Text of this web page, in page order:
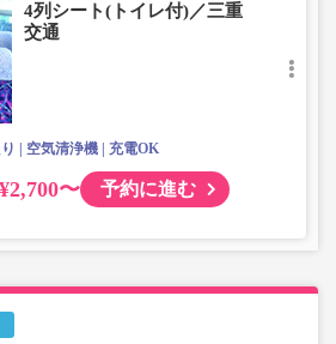
内を清掃、除菌
4列シート(トイレ付)／三重
交通
空気清浄機 充電OK
¥2,700〜 予約に進む